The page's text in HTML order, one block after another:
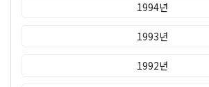
1994년
1993년
1992년